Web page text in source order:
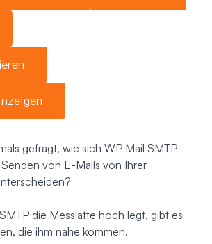
gefragt, wie sich WP Mail SMTP-
von E-Mails von Ihrer
die Messlatte hoch legt, gibt es
die ihm nahe kommen.